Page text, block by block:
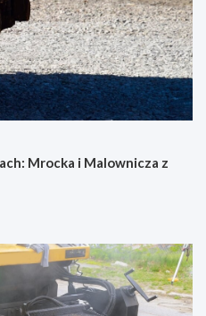
Mrocka i Malownicza z